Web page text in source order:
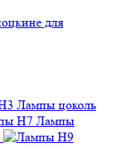
Лампы цоколь
Лампы